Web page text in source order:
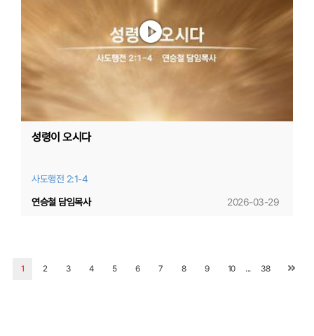
성령이 오시다
사도행전 2:1-4
2026-03-29
연승철 담임목사
1 2 3 4 5 6 7 8 9 10 ... 38